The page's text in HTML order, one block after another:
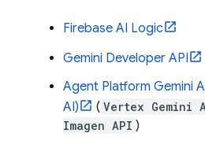
Firebase AI Logic
Gemini Developer API
Agent Platform Gemini
AI)
( Vertex Gemini
Imagen API )